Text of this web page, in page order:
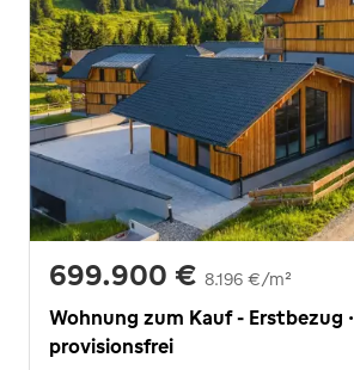
699.900 € 8.196 €/m²
Wohnung zum Kauf - Erstbezug ·
provisionsfrei